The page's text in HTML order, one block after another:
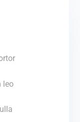
leo